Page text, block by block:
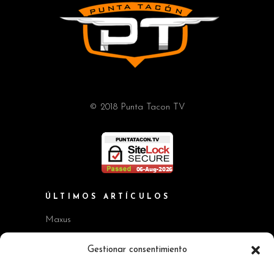
Gestionar consentimiento
© 2018 Punta Tacon TV
ÚLTIMOS ARTÍCULOS
Maxus
Workshop BMW Neue Klasse